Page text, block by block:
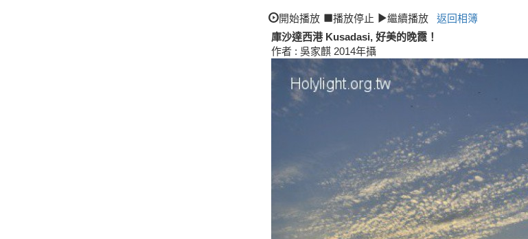
開始播放 播放停止 繼續播放
返回相簿
庫沙達西港 Kusadasi, 好美的晚霞！
作者 : 吳家麒 2014年攝